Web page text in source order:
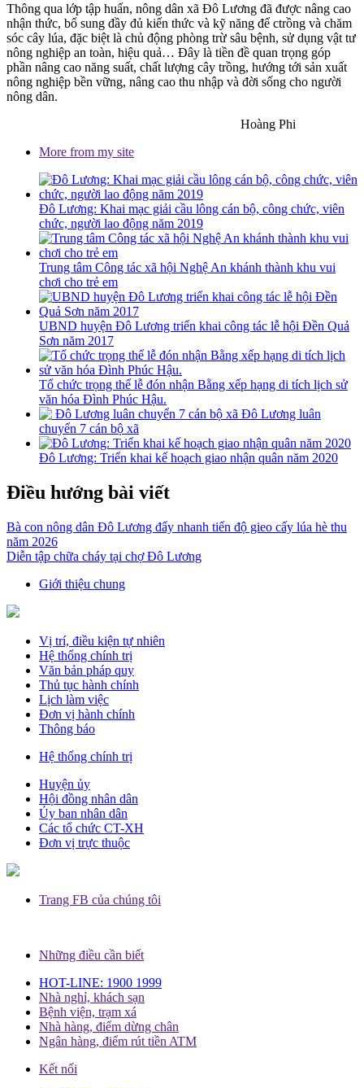
Thông qua lớp tập huấn, nông dân xã Đô Lương đã được nâng cao
nhận thức, bổ sung đầy đủ kiến thức và kỹ năng để ctrồng và chăm
sóc cây lúa, đặc biệt là chủ động phòng trừ sâu bệnh, sử dụng vật tư
nông nghiệp an toàn, hiệu quả… Đây là tiền đề quan trọng góp
phần nâng cao năng suất, chất lượng cây trồng, hướng tới sản xuất
nông nghiệp bền vững, nâng cao thu nhập và đời sống cho người
nông dân.
Hoàng Phi
More from my site
Đô Lương: Khai mạc giải cầu lông cán bộ, công chức, viên
chức, người lao động năm 2019
Trung tâm Công tác xã hội Nghệ An khánh thành khu vui
chơi cho trẻ em
UBND huyện Đô Lương triển khai công tác lễ hội Đền Quả
Sơn năm 2017
Tổ chức trọng thể lễ đón nhận Bằng xếp hạng di tích lịch sử
văn hóa Đình Phúc Hậu.
Đô Lương luân
chuyển 7 cán bộ xã
Đô Lương: Triển khai kế hoạch giao nhận quân năm 2020
Điều hướng bài viết
Bà con nông dân Đô Lương đẩy nhanh tiến độ gieo cấy lúa hè thu
năm 2026
Diễn tập chữa cháy tại chợ Đô Lương
Giới thiệu chung
Vị trí, điều kiện tự nhiên
Hệ thống chính trị
Văn bản pháp quy
Thủ tục hành chính
Lịch làm việc
Đơn vị hành chính
Thông báo
Hệ thống chính trị
Huyện ủy
Hội đồng nhân dân
Ủy ban nhân dân
Các tổ chức CT-XH
Đơn vị trực thuộc
Trang FB của chúng tôi
Những điều cần biết
HOT-LINE: 1900 1999
Nhà nghỉ, khách sạn
Bệnh viện, trạm xá
Nhà hàng, điểm dừng chân
Ngân hàng, điểm rút tiền ATM
Kết nối